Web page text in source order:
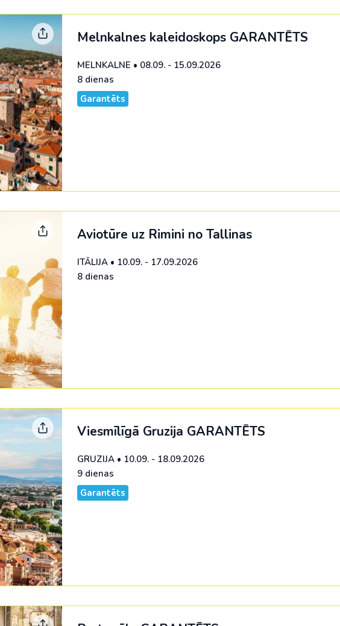
Melnkalnes kaleidoskops GARANTĒTS
MELNKALNE • 08.09. - 15.09.2026
8 dienas
Garantēts
Aviotūre uz Rimini no Tallinas
ITĀLIJA• 10.09. - 17.09.2026
8 dienas
Viesmīlīgā Gruzija GARANTĒTS
GRUZIJA• 10.09. - 18.09.2026
9 dienas
Garantēts